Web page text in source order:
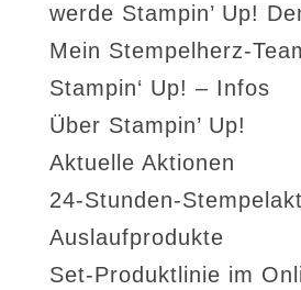
werde Stampin’ Up!
Mein Stempelherz-
Stampin‘ Up! – Infos
Über Stampin’ Up!
Aktuelle Aktionen
24-Stunden-
Auslaufprodukte
Set-Produktlinie im